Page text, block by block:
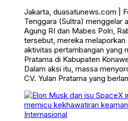
Jakarta, duasatunews.com |
Tenggara (Sultra) menggelar
Agung RI dan Mabes Polri,
tersebut, mereka melaporkan
aktivitas pertambangan yang
Pratama di Kabupaten
Dalam aksi itu, massa
CV. Yulan Pratama yang
Internasional